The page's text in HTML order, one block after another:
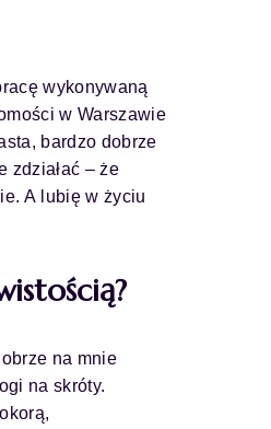
wykonywaną
w Warszawie
bardzo dobrze
zdziałać – że
A lubię w życiu
na mnie
na skróty.